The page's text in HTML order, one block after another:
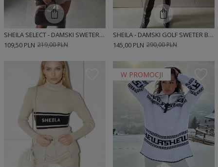
SHEILA SELECT - DAMSKI SWETER BRĄZOWY Z GOLFEM 'TOMMASSO BROWN'
219,00 PLN
109,50 PLN
SHEILA - DAMSKI GOLF SWETER BEŻOWY W KREMOWE SERCE WALENTYNKOWY ONE SIZE 'HEARTBREAKER'
290,00 PLN
145,00 PLN
W PROMOCJI